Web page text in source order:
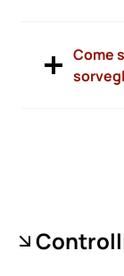
Come